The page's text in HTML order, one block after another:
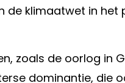
de klimaatwet in het
zoals de oorlog in
dominantie, die